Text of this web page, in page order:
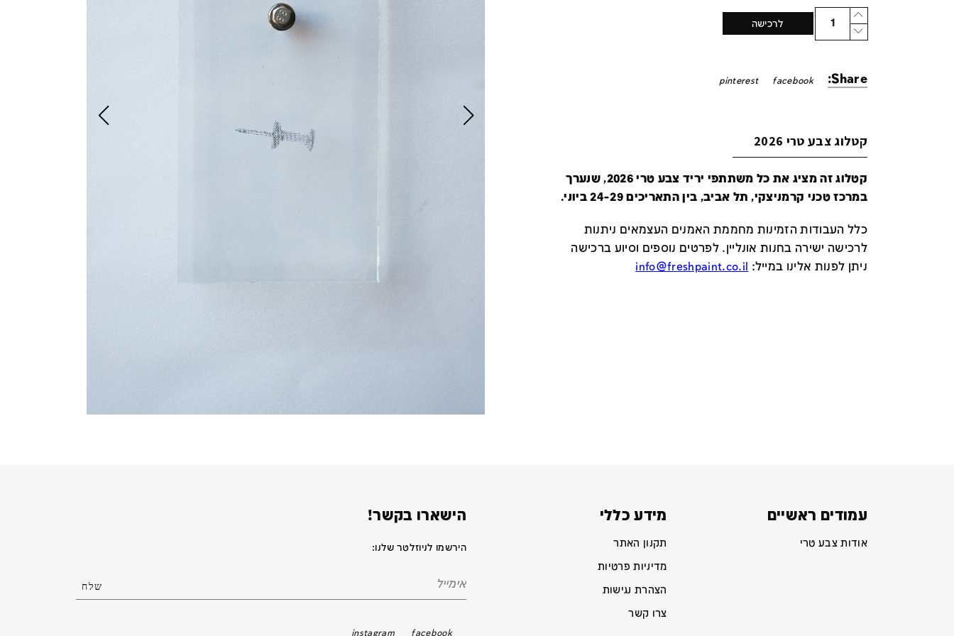
Quantity
לרכישה
Share:
facebook
pinterest
קטלוג צבע טרי 2026
קטלוג זה מציג את כל משתתפי יריד צבע טרי 2026, שנערך
במרכז טכני קרמניצקי, תל אביב, בין התאריכים 24-29 ביוני.
כלל העבודות הזמינות מחממת האמנים העצמאים ניתנות
לרכישה ישירה בחנות אונליין.לפרטים נוספים וסיוע ברכישה
ניתן לפנות אלינו במייל:
info@freshpaint.co.il
עמודים ראשיים
אודות צבע טרי
מידע כללי
תקנון האתר
מדיניות פרטיות
הצהרת נגישות
צרו קשר
הישארו בקשר!
הירשמו לניוזלטר שלנו:
facebook
instagram